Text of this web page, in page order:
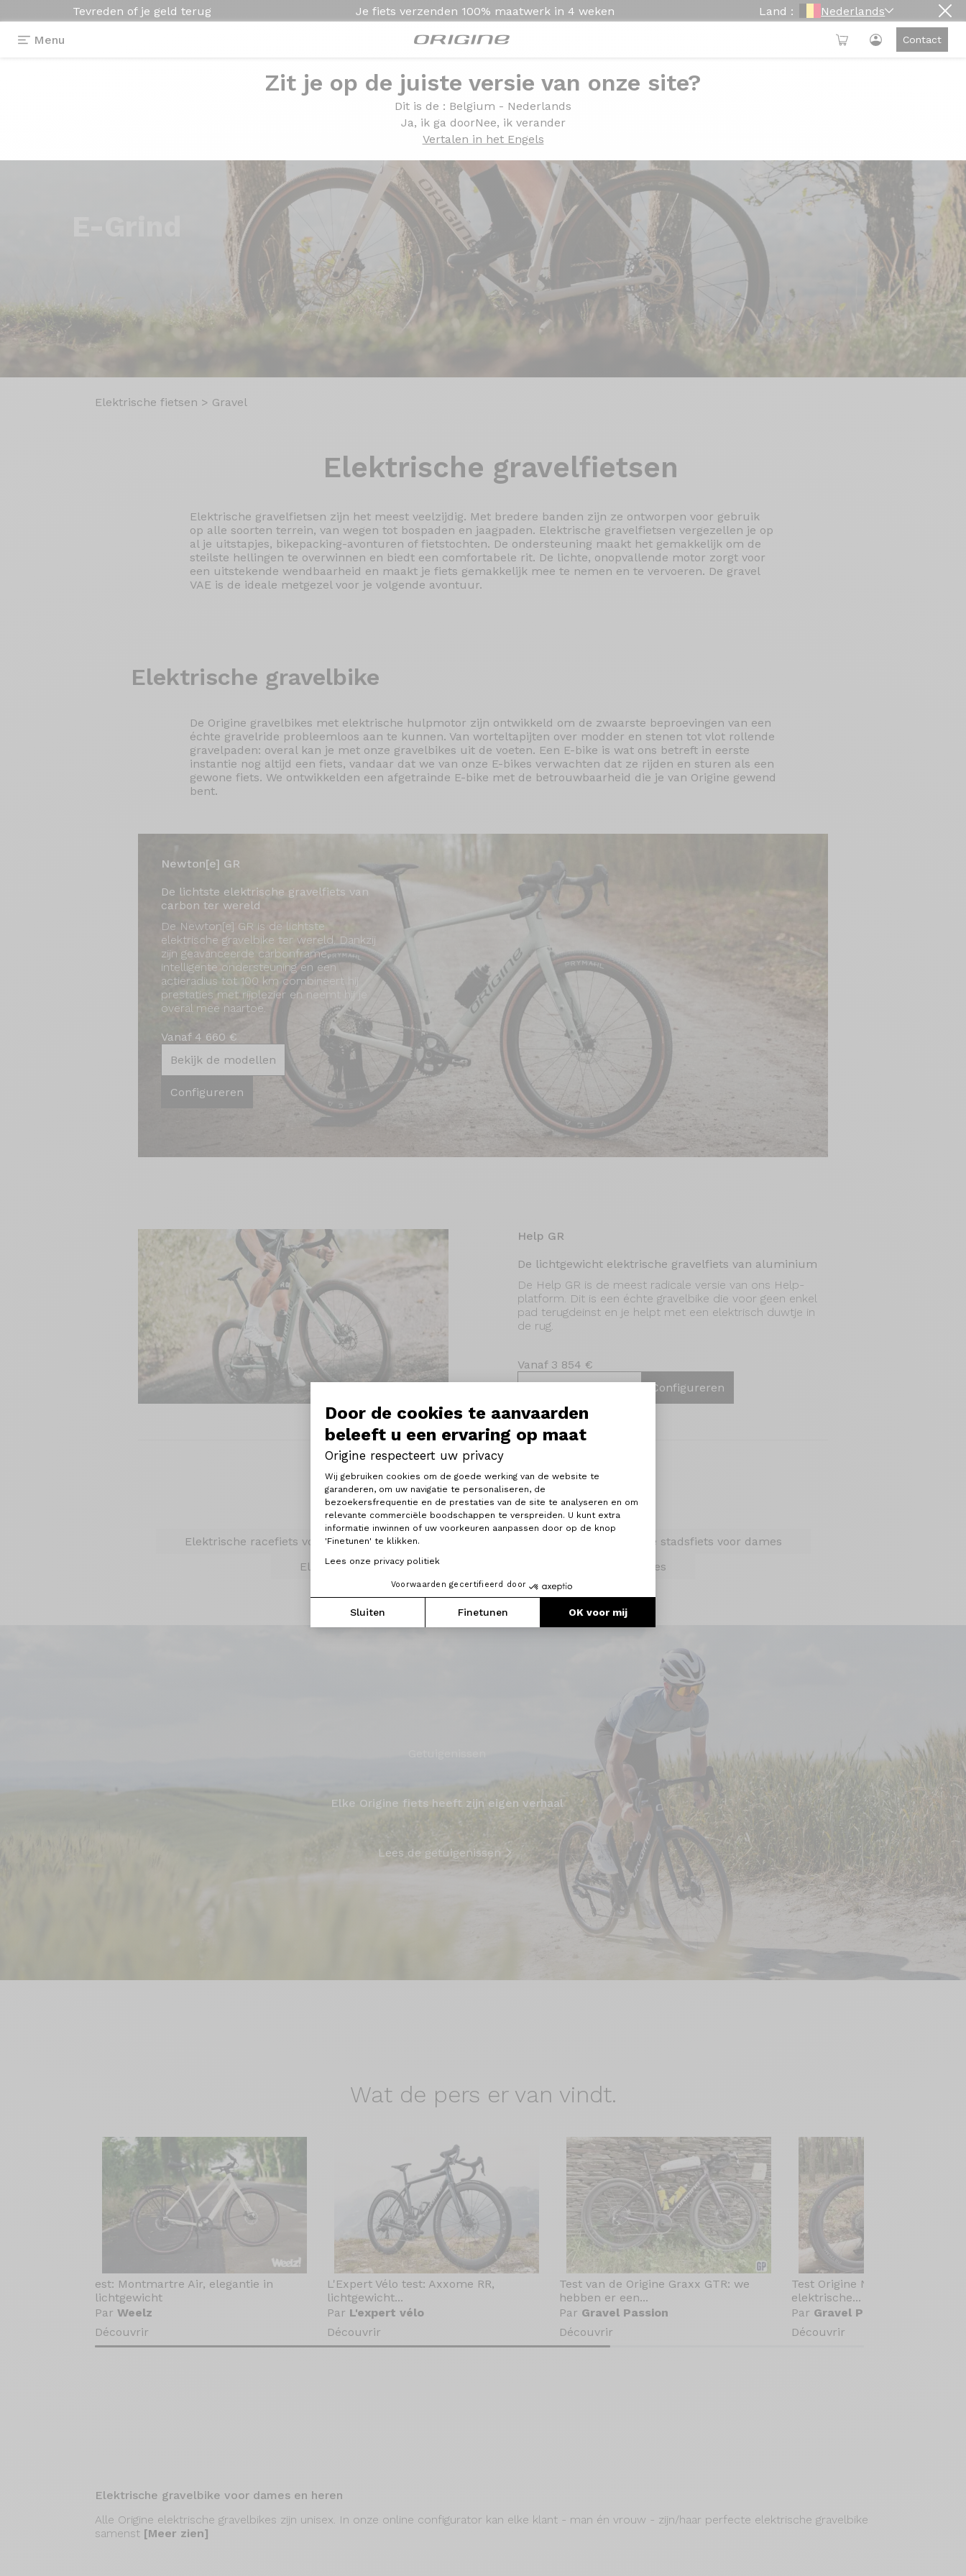
Door de cookies te aanvaarden
beleeft u een ervaring op maat
Origine respecteert uw privacy
Toestemmingsbeheerplatform: Personaliseer uw opties
Wij gebruiken cookies om de goede werking van de website te
garanderen, om uw navigatie te personaliseren, de
bezoekersfrequentie en de prestaties van de site te analyseren en om
relevante commerciële boodschappen te verspreiden. U kunt extra
informatie inwinnen of uw voorkeuren aanpassen door op de knop
'Finetunen' te klikken.
Lees onze privacy politiek
Voorwaarden gecertifieerd door
Sluiten Finetunen OK voor mij
Axeptio consent
Tevreden of je geld terug Je fiets verzenden 100% maatwerk in 4 weken Land : Nederlands
Menu Contact
Zit je op de juiste versie van onze site?
Dit is de : Belgium - Nederlands
Ja, ik ga doorNee, ik verander
Vertalen in het Engels
Elektrische fietsen > Gravel
Elektrische gravelfietsen
Elektrische gravelfietsen zijn het meest veelzijdig. Met bredere banden zijn ze ontworpen voor gebruik
op alle soorten terrein, van wegen tot bospaden en jaagpaden. Elektrische gravelfietsen vergezellen je op
al je uitstapjes, bikepacking-avonturen of fietstochten. De ondersteuning maakt het gemakkelijk om de
steilste hellingen te overwinnen en biedt een comfortabele rit. De lichte, onopvallende motor zorgt voor
een uitstekende wendbaarheid en maakt je fiets gemakkelijk mee te nemen en te vervoeren. De gravel
VAE is de ideale metgezel voor je volgende avontuur.
Elektrische gravelbike
De Origine gravelbikes met elektrische hulpmotor zijn ontwikkeld om de zwaarste beproevingen van een
échte gravelride probleemloos aan te kunnen. Van worteltapijten over modder en stenen tot vlot rollende
gravelpaden: overal kan je met onze gravelbikes uit de voeten. Een E-bike is wat ons betreft in eerste
instantie nog altijd een fiets, vandaar dat we van onze E-bikes verwachten dat ze rijden en sturen als een
gewone fiets. We ontwikkelden een afgetrainde E-bike met de betrouwbaarheid die je van Origine gewend
bent.
Newton[e] GR
De lichtste elektrische gravelfiets van
carbon ter wereld
De Newton[e] GR is de lichtste
elektrische gravelbike ter wereld. Dankzij
zijn geavanceerde carbonframe,
intelligente ondersteuning en een
actieradius tot 100 km combineert hij
prestaties met rijplezier en neemt hij je
overal mee naartoe.
Vanaf 4 660 €
Bekijk de modellen
Configureren
Help GR
De lichtgewicht elektrische gravelfiets van aluminium
De Help GR is de meest radicale versie van ons Help-
platform. Dit is een échte gravelbike die voor geen enkel
pad terugdeinst en je helpt met een elektrisch duwtje in
de rug.
Vanaf 3 854 €
Configureren
Ontdek ook
Elektrische racefiets voor dames
Elektrische stadsfiets voor dames
Elektrische stadsfiets
Elektrische gravelbike voor dames
Elke Origine fiets heeft zijn eigen verhaal
Lees de getuigenissen
Wat de pers er van vindt.
est: Montmartre Air, elegantie in
lichtgewicht
Par Weelz
Découvrir
L'Expert Vélo test: Axxome RR,
lichtgewicht...
Par L'expert vélo
Découvrir
Test van de Origine Graxx GTR: we
hebben er een...
Par Gravel Passion
Découvrir
Test Origine Newton[e] GR: de
elektrische...
Par Gravel Passion
Découvrir
Elektrische gravelbike voor dames en heren
Alle Origine elektrische gravelbikes zijn unisex. In onze online configurator kan elke klant - man én vrouw - zijn/haar perfecte elektrische gravelbike
samenst [Meer zien]